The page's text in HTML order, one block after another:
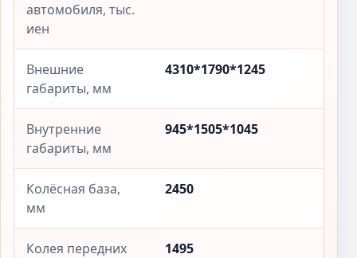
автомобиля, тыс.
иен
Внешние
габариты, мм
4310*1790*1245
Внутренние
габариты, мм
945*1505*1045
Колёсная база,
мм
2450
Колея передних
1495